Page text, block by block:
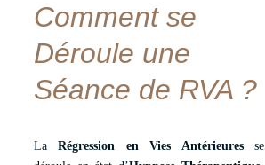
Comment se
Déroule une
Séance de RVA ?
LaRégression en Vies Antérieuresse